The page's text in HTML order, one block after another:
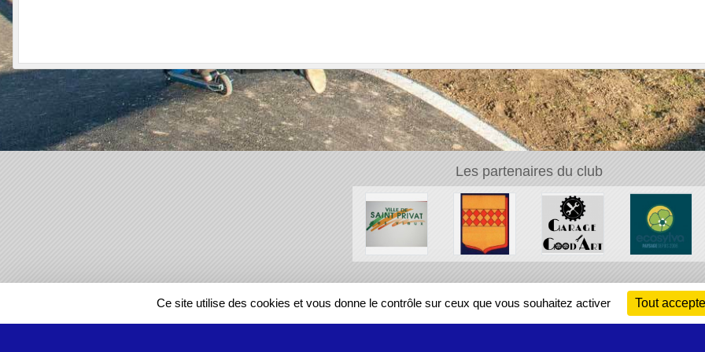
Les partenaires du club
REGIONS
Ce site utilise des cookies et vous donne le contrôle sur ceux que vous souhaitez activer Tout